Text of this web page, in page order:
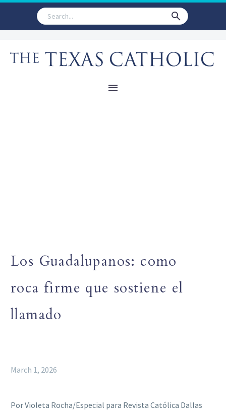
Los Guadalupanos: como
roca firme que sostiene el
llamado
March 1, 2026
Por Violeta Rocha/Especial para Revista Católica Dallas